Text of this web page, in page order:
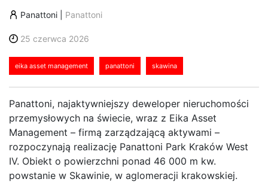
Panattoni Panattoni
25 czerwca 2026
eika asset management panattoni skawina
Panattoni, najaktywniejszy deweloper nieruchomości
przemysłowych na świecie, wraz z Eika Asset
Management – firmą zarządzającą aktywami –
rozpoczynają realizację Panattoni Park Kraków West
IV. Obiekt o powierzchni ponad 46 000 m kw.
powstanie w Skawinie, w aglomeracji krakowskiej.